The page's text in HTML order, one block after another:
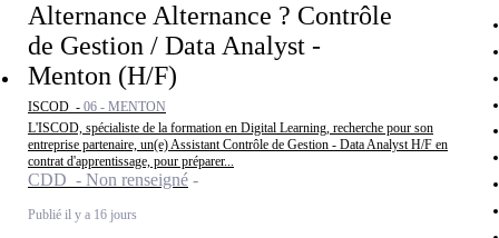
Alternance Alternance ? Contrôle
de Gestion / Data Analyst -
Menton (H/F)
ISCOD - 06 - MENTON
L'ISCOD, spécialiste de la formation en Digital Learning, recherche pour son
entreprise partenaire, un(e) Assistant Contrôle de Gestion - Data Analyst H/F en
contrat d'apprentissage, pour préparer...
CDD - Non renseigné
Publié il y a 16 jours